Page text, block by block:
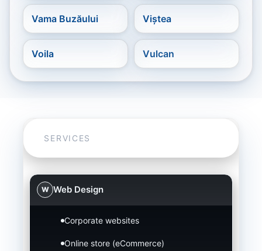
Vama Buzăului Viștea
Voila Vulcan
SERVICES
W Web Design
Corporate websites
Online store (eCommerce)